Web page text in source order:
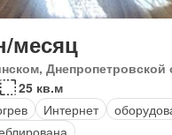
месяц
Днепропетровской
25 кв.м
Интернет